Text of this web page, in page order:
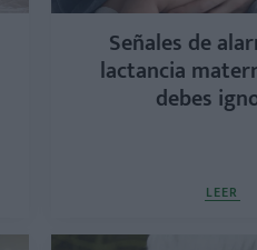
Señales de
lactancia
debes
LEER